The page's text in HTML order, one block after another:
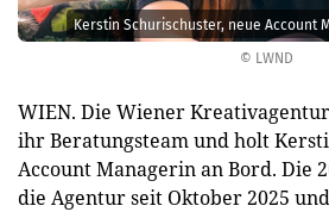
© LWND
Kerstin Schurischuster, neue Account
WIEN. Die Wiener
ihr Beratungsteam und holt
Account Managerin an Bord. Die
die Agentur seit Oktober 2025